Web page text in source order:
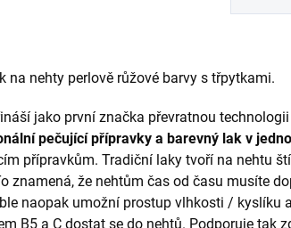
na nehty perlově růžové barvy s třpytkami.
jako první značka převratnou
pečující přípravky a barevný lak v
přípravkům. Tradiční laky tvoří na nehtu
znamená, že nehtům čas od času musíte
naopak umožní prostup vlhkosti / kyslíku
B5 a C dostat se do nehtů. Podporuje tak